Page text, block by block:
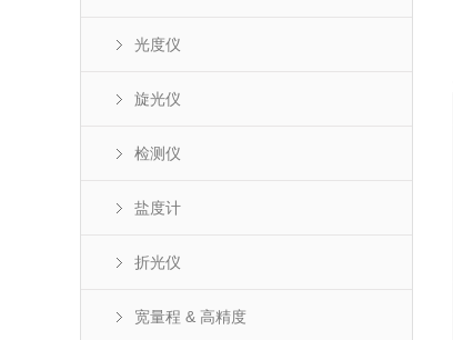
光度仪
旋光仪
检测仪
盐度计
折光仪
宽量程 & 高精度